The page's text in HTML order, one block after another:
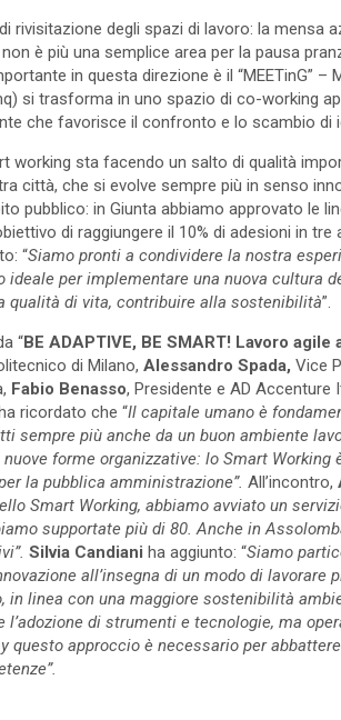
rivisitazione degli spazi di lavoro: la mensa
è più una semplice area per la pausa
in questa direzione è il “MEETinG” –
si trasforma in uno spazio di co-working
che favorisce il confronto e lo scambio di
working sta facendo un salto di qualità
città, che si evolve sempre più in senso
pubblico: in Giunta abbiamo approvato le
di raggiungere il 10% di adesioni in tre
“Siamo pronti a condividere la nostra
per implementare una nuova cultura
qualità di vita, contribuire alla sostenibilità”.
“BE ADAPTIVE, BE SMART! Lavoro agile
di Milano, Alessandro Spada, Vice
Fabio Benasso, Presidente e AD Accenture
ricordato che “Il capitale umano è
più anche da un buon ambiente
forme organizzative: lo Smart Working
la pubblica amministrazione”. All’incontro,
Smart Working, abbiamo avviato un
supportate più di 80. Anche in
Silvia Candiani ha aggiunto: “Siamo
all’insegna di un modo di lavorare
linea con una maggiore sostenibilità
l’adozione di strumenti e tecnologie, ma
approccio è necessario per